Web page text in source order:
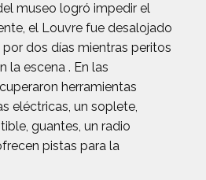
museo logró impedir el
el Louvre fue desalojado
dos días mientras peritos
la escena . En las
herramientas
eléctricas, un soplete,
guantes, un radio
pistas para la